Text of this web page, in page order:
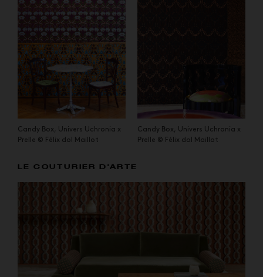
Candy Box, Univers Uchronia x
Prelle © Félix dol Maillot
Candy Box, Univers Uchronia x
Prelle © Félix dol Maillot
LE COUTURIER D'ARTE